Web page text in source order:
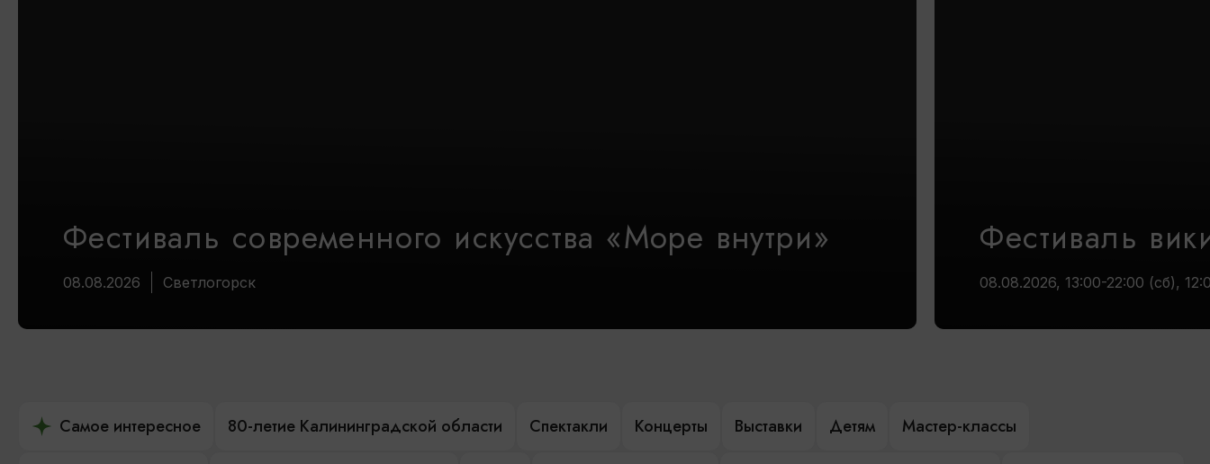
Фестиваль современного искусства «Море внутри»
08.08.2026 Светлогорск
Фестиваль
08.08.2026, 13:00-22:00 (сб),
Самое интересное 80-летие Калининградской области Спектакли Концерты Выставки Детям Мастер-классы